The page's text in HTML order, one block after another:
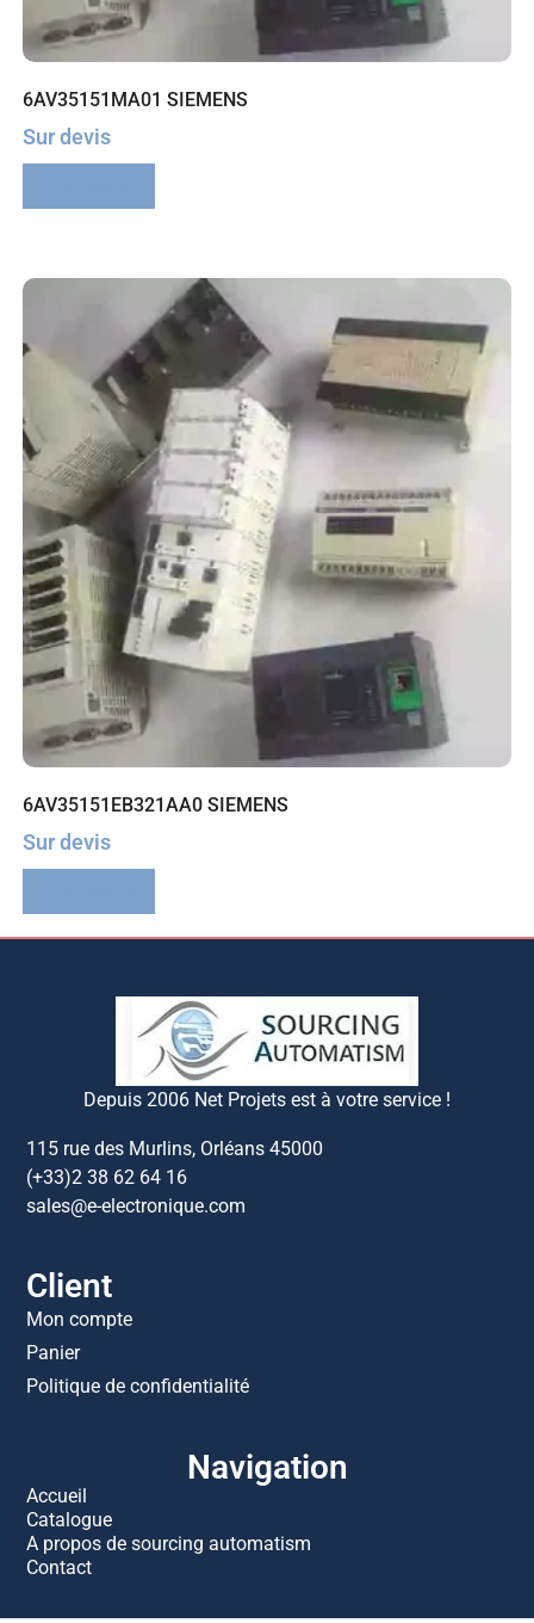
6AV35151MA01 SIEMENS
Sur devis
6AV35151EB321AA0 SIEMENS
Sur devis
Depuis 2006 Net Projets est à votre service !
115 rue des Murlins, Orléans 45000
(+33)2 38 62 64 16
sales@e-electronique.com
Client
Mon compte
Panier
Politique de confidentialité
Navigation
Accueil
Catalogue
A propos de sourcing automatism
Contact